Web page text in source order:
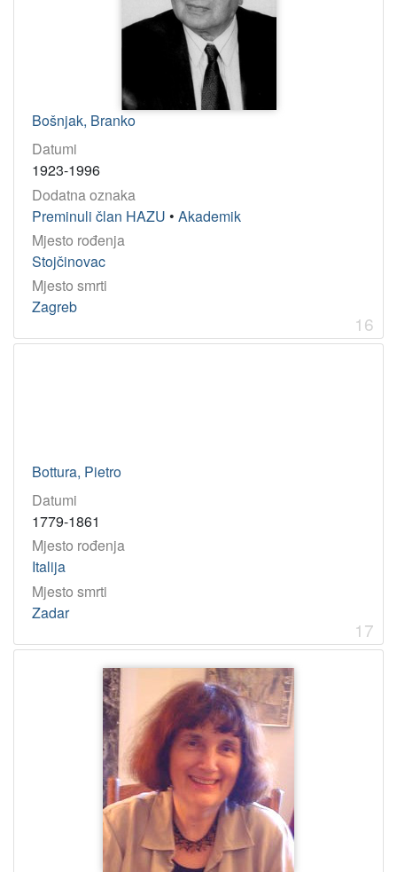
Bošnjak, Branko
Datumi
1923-1996
Dodatna oznaka
Preminuli član HAZU • Akademik
Mjesto rođenja
Stojčinovac
Mjesto smrti
Zagreb
16
Bottura, Pietro
Datumi
1779-1861
Mjesto rođenja
Italija
Mjesto smrti
Zadar
17